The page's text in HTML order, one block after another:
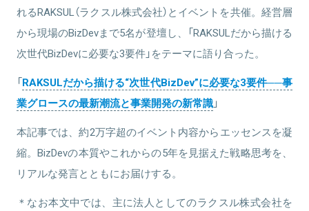
れるRAKSUL（ラクスル株式会社）とイベントを共催。経営層
から現場のBizDevまで5名が登壇し、「RAKSULだから描ける
次世代BizDevに必要な3要件」をテーマに語り合った。
「RAKSULだから描ける“次世代BizDev”に必要な3要件──事
業グロースの最新潮流と事業開発の新常識」
本記事では、約2万字超のイベント内容からエッセンスを凝
縮。BizDevの本質やこれからの5年を見据えた戦略思考を、
リアルな発言とともにお届けする。
＊なお本文中では、主に法人としてのラクスル株式会社を